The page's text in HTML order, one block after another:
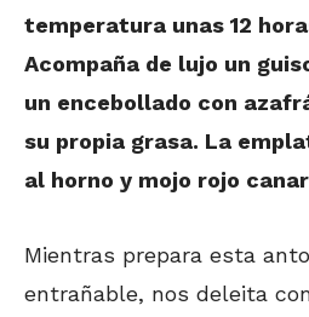
temperatura unas 12
Acompaña de lujo un
un encebollado con
su propia grasa. La
al horno y mojo rojo
Mientras prepara esta
entrañable, nos deleita